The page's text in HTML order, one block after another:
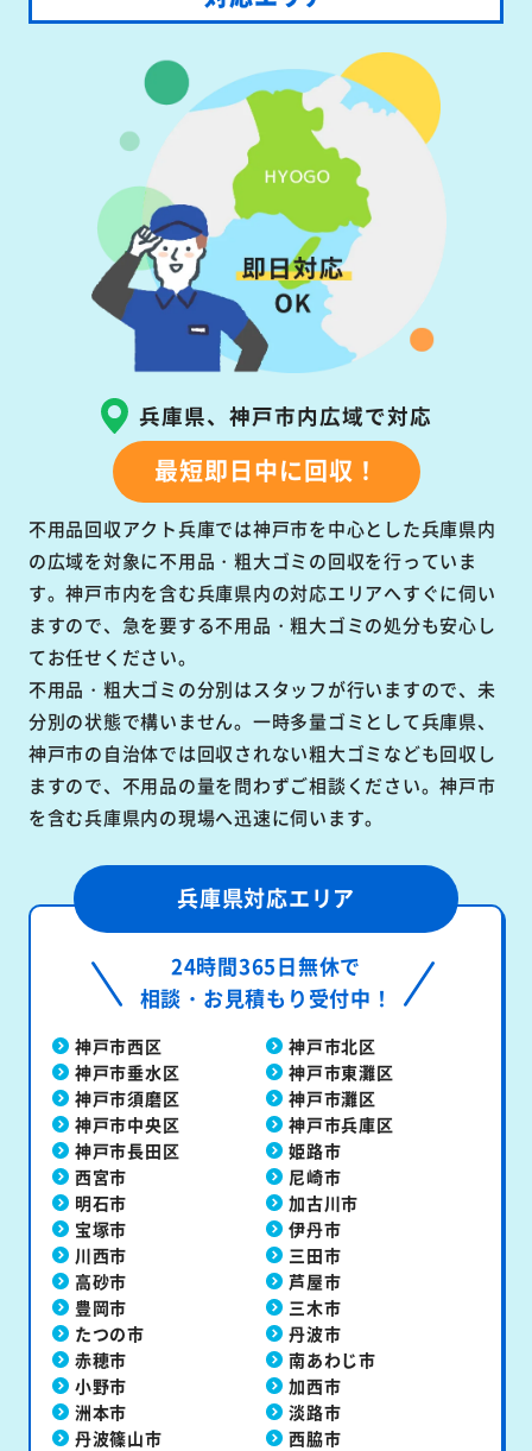
兵庫県、神戸市内広域で対応
最短即日中に回収！
不用品回収アクト兵庫では神戸市を中心とした兵庫県内
の広域を対象に不用品・粗大ゴミの回収を行っていま
す。神戸市内を含む兵庫県内の対応エリアへすぐに伺い
ますので、急を要する不用品・粗大ゴミの処分も安心し
てお任せください。
不用品・粗大ゴミの分別はスタッフが行いますので、未
分別の状態で構いません。一時多量ゴミとして兵庫県、
神戸市の自治体では回収されない粗大ゴミなども回収し
ますので、不用品の量を問わずご相談ください。神戸市
を含む兵庫県内の現場へ迅速に伺います。
兵庫県対応エリア
24時間365日無休で
相談・お見積もり受付中！
神戸市西区
神戸市北区
神戸市垂水区
神戸市東灘区
神戸市須磨区
神戸市灘区
神戸市中央区
神戸市兵庫区
神戸市長田区
姫路市
西宮市
尼崎市
明石市
加古川市
宝塚市
伊丹市
川西市
三田市
高砂市
芦屋市
豊岡市
三木市
たつの市
丹波市
赤穂市
南あわじ市
小野市
加西市
洲本市
淡路市
丹波篠山市
西脇市